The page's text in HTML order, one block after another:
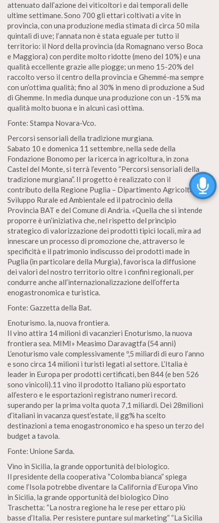
attenuato dall’azione dei viticoltori e dai temporali delle
ultime settimane. Sono 700 gli ettari coltivati a vite in
provincia, con una produzione media stimata di circa 50 mila
quintali di uve; l’annata non è stata eguale per tutto il
territorio: il Nord della provincia (da Romagnano verso Boca
e Maggiora) con perdite molto ridotte (meno del 10%) e una
qualità eccellente grazie alle piogge; un meno 15-20% del
raccolto verso il centro della provincia e Ghemmé-ma sempre
con un’ottima qualità; fino al 30% in meno di produzione a Sud
di Ghemme. In media dunque una produzione con un -15% ma
qualità molto buona e in alcuni casi ottima.
Fonte: Stampa Novara-Vco.
Percorsi sensoriali della tradizione murgiana.
Sabato 10 e domenica 11 settembre, nella sede della
Fondazione Bonomo per la ricerca in agricoltura, in zona
Castel del Monte, si terrà l’evento “Percorsi sensoriali della
tradizione murgiana”. II progetto è realizzato con il
contributo della Regione Puglia – Dipartimento Agricoltura
Sviluppo Rurale ed Ambientale ed il patrocinio della
Provincia BAT e del Comune di Andria. «Quella che si intende
proporre è un’iniziativa che, nel rispetto del principio
strategico di valorizzazione dei prodotti tipici locali, mira ad
innescare un processo di promozione che, attraverso le
specificità e il patrimonio indiscusso dei prodotti made in
Puglia (in particolare della Murgia), favorisca la diffusione
dei valori del nostro territorio oltre i confini regionali, per
condurre anche all’internazionalizzazione dell’offerta
enogastronomica e turistica.
Fonte: Gazzetta della Bat.
Enoturismo. la, nuova frontiera.
Il vino attira 14 milioni di vacanzieri Enoturismo, la nuova
frontiera sea. MIMI» Measimo Daravagtfa (54 anni)
L’enoturismo vale complessivamente º,5 miliardi di euro l’anno
e sono circa 14 milioni i turisti legati al settore. L’Italia è
leader in Europa per prodotti certificati, ben 844 (e ben 526
sono vinicoli).11 vino il prodotto Italiano più esportato
all’estero e le esportazioni registrano numeri record.
superando per la prima volta quota 7,1 miliardi. Dei 28milioni
d’italiani in vacanza quest’estate, il gg% ha scelto
destinazioni a tema enogastronomico e ha speso un terzo del
budget a tavola.
Fonte: Unione Sarda.
Vino in Sicilia, la grande opportunità del biologico.
Il presidente della cooperativa “Colomba bianca” spiega
come l’Isola potrebbe diventare la California d’Europa Vino
in Sicilia, la grande opportunità del biologico Dino
Traschetta: “La nostra regione ha le rese per ettaro più
basse d’Italia. Per resistere puntare sul marketing” “La Sicilia